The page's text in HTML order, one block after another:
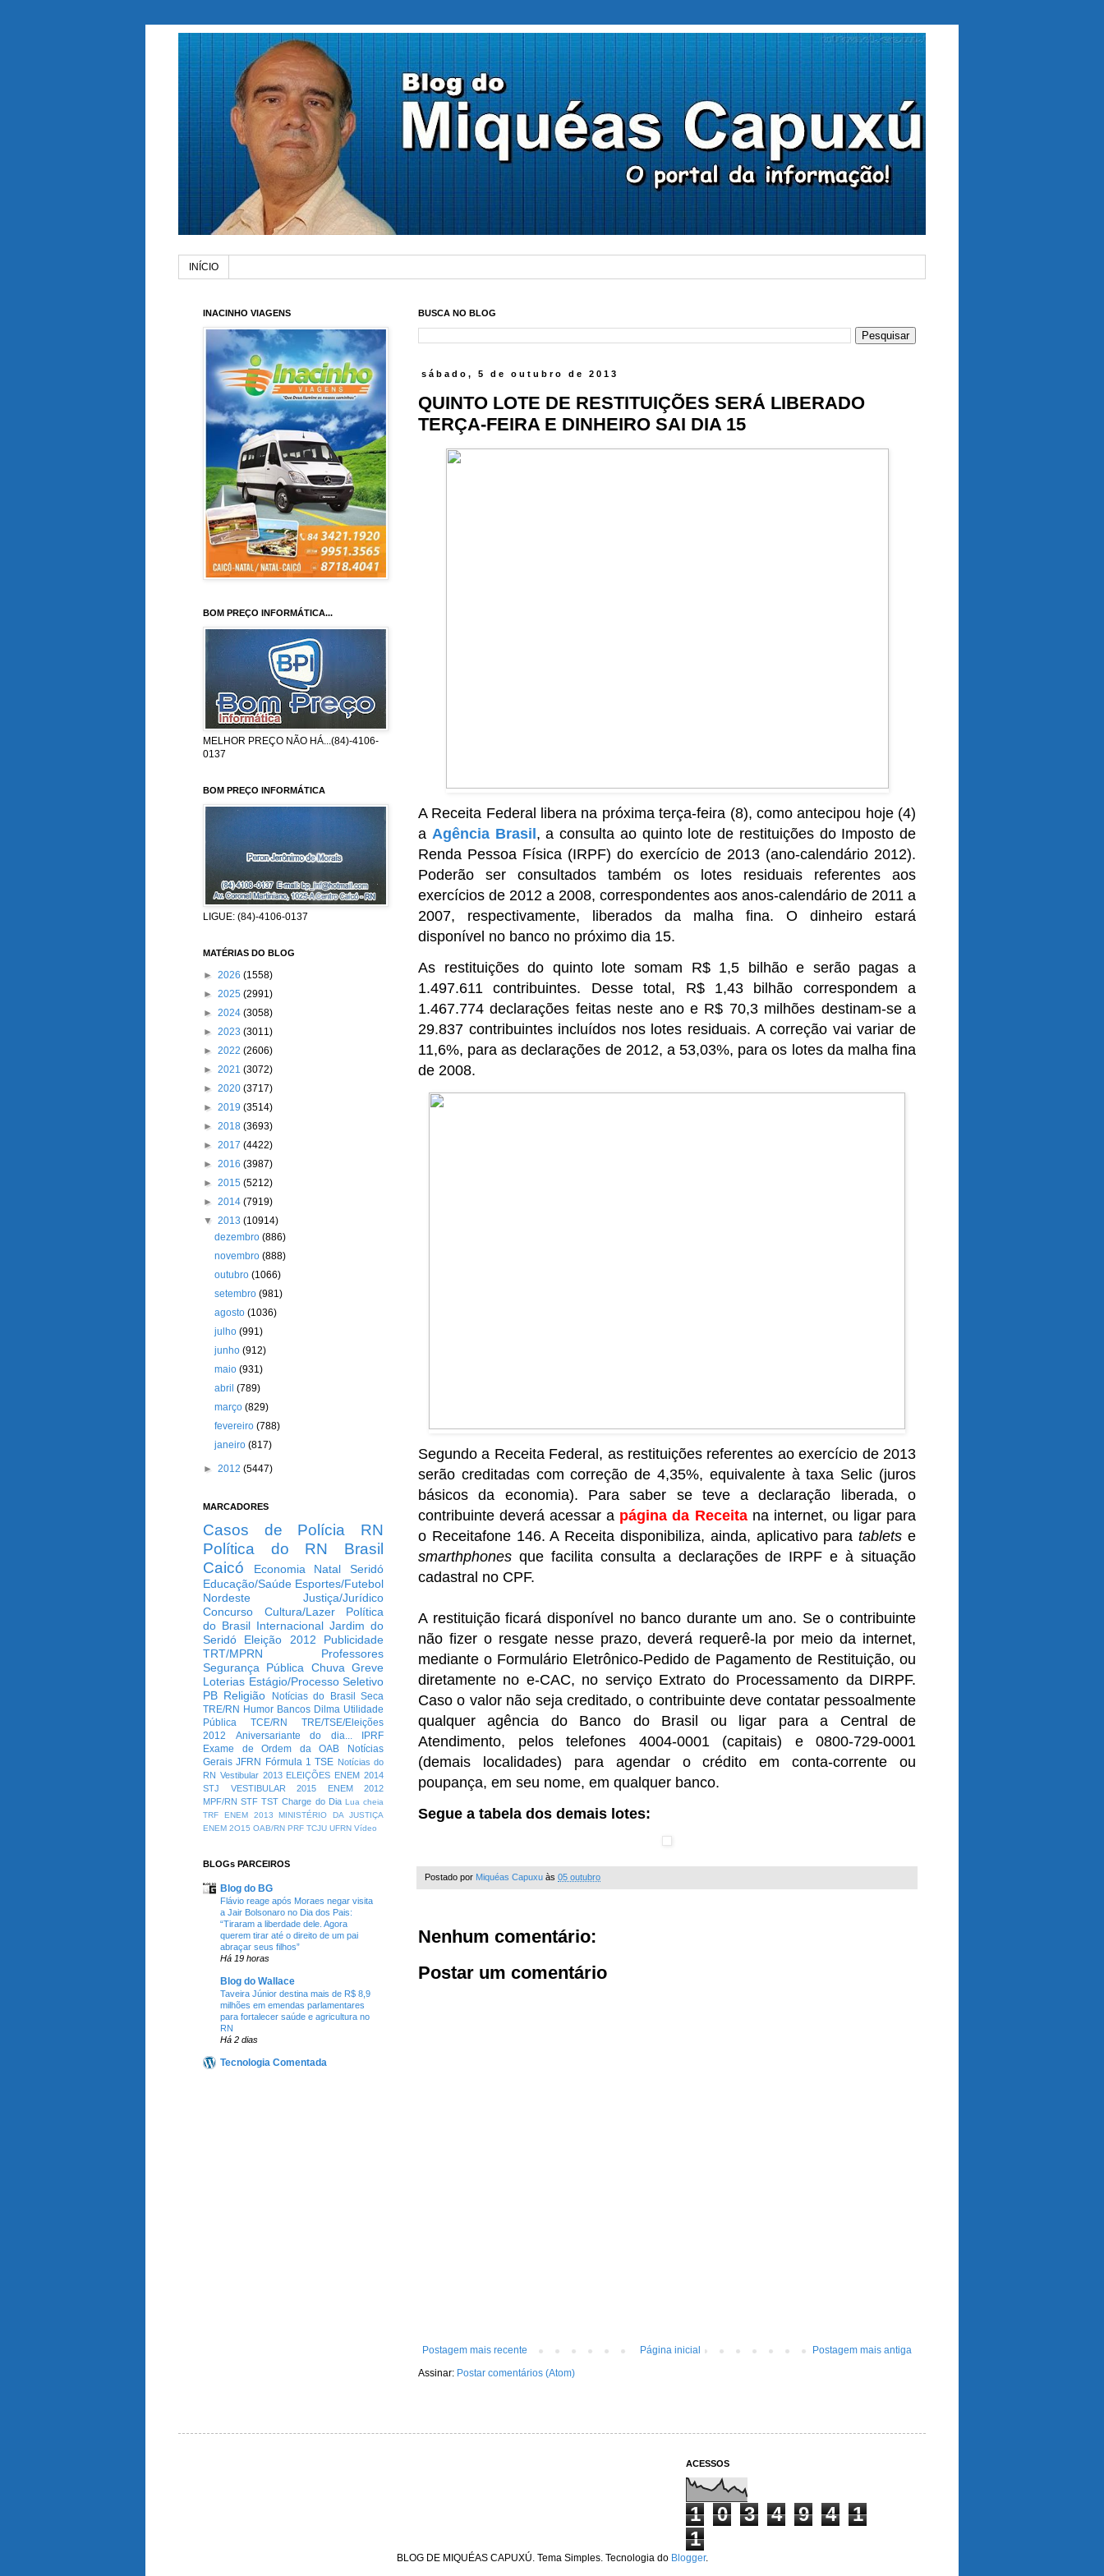
INÍCIO
BUSCA NO BLOG
sábado, 5 de outubro de 2013
QUINTO LOTE DE RESTITUIÇÕES SERÁ LIBERADO
TERÇA-FEIRA E DINHEIRO SAI DIA 15
A Receita Federal libera na próxima terça-feira (8), como antecipou hoje (4)
a Agência Brasil , a consulta ao quinto lote de restituições do Imposto de
Renda Pessoa Física (IRPF) do exercício de 2013 (ano-calendário 2012).
Poderão ser consultados também os lotes residuais referentes aos
exercícios de 2012 a 2008, correspondentes aos anos-calendário de 2011 a
2007, respectivamente, liberados da malha fina. O dinheiro estará
disponível no banco no próximo dia 15.
As restituições do quinto lote somam R$ 1,5 bilhão e serão pagas a
1.497.611 contribuintes. Desse total, R$ 1,43 bilhão correspondem a
1.467.774 declarações feitas neste ano e R$ 70,3 milhões destinam-se a
29.837 contribuintes incluídos nos lotes residuais. A correção vai variar de
11,6%, para as declarações de 2012, a 53,03%, para os lotes da malha fina
de 2008.
Segundo a Receita Federal, as restituições referentes ao exercício de 2013
serão creditadas com correção de 4,35%, equivalente à taxa Selic (juros
básicos da economia). Para saber se teve a declaração liberada, o
contribuinte deverá acessar a página da Receitana internet, ou ligar para
o Receitafone 146. A Receita disponibiliza, ainda, aplicativo paratabletse
smarthphones que facilita consulta a declarações de IRPF e à situação
cadastral no CPF.
A restituição ficará disponível no banco durante um ano. Se o contribuinte
não fizer o resgate nesse prazo, deverá requerê-la por meio da internet,
mediante o Formulário Eletrônico-Pedido de Pagamento de Restituição, ou
diretamente no e-CAC, no serviço Extrato do Processamento da DIRPF.
Caso o valor não seja creditado, o contribuinte deve contatar pessoalmente
qualquer agência do Banco do Brasil ou ligar para a Central de
Atendimento, pelos telefones 4004-0001 (capitais) e 0800-729-0001
(demais localidades) para agendar o crédito em conta-corrente ou
poupança, em seu nome, em qualquer banco.
Segue a tabela dos demais lotes:
Postado por Miquéas Capuxu às 05 outubro
Nenhum comentário:
Postar um comentário
Postagem mais recente Postagem mais antiga
Página inicial
Assinar: Postar comentários (Atom)
INACINHO VIAGENS
BOM PREÇO INFORMÁTICA...
MELHOR PREÇO NÃO HÁ...(84)-4106-
0137
BOM PREÇO INFORMÁTICA
LIGUE: (84)-4106-0137
MATÉRIAS DO BLOG
► 2026 (1558)
► 2025 (2991)
► 2024 (3058)
► 2023 (3011)
► 2022 (2606)
► 2021 (3072)
► 2020 (3717)
► 2019 (3514)
► 2018 (3693)
► 2017 (4422)
► 2016 (3987)
► 2015 (5212)
► 2014 (7919)
▼ 2013 (10914)
dezembro(886)
novembro(888)
outubro(1066)
setembro(981)
agosto(1036)
julho(991)
junho(912)
maio(931)
abril(789)
março(829)
fevereiro(788)
janeiro(817)
► 2012 (5447)
MARCADORES
Casos de Polícia
RN
Política do RN
Brasil
Caicó
Economia Natal
Seridó
Educação/Saúde Esportes/Futebol
Nordeste
Justiça/Jurídico
Concurso
Cultura/Lazer
Política
do Brasil Internacional Jardim do
Seridó
Eleição 2012
Publicidade
TRT/MPRN
Professores
Segurança Pública Chuva Greve
Loterias Estágio/Processo Seletivo
PB Religião Notícias do Brasil
Seca
TRE/RN Humor Bancos Dilma Utilidade
Pública
TCE/RN
TRE/TSE/Eleições
2012
Aniversariante do dia...
IPRF
Exame de Ordem da OAB
Notícias
Gerais JFRN Fórmula 1 TSE Notícias do
RN Vestibular 2013 ELEIÇÕES ENEM 2014
STJ
VESTIBULAR 2015
ENEM 2012
MPF/RN STF TST Charge do Dia Lua cheia
TRF
ENEM 2013
MINISTÉRIO DA JUSTIÇA
ENEM 2O15 OAB/RN PRF TCJU UFRN Vídeo
BLOGs PARCEIROS
Blog do BG
Flávio reage após Moraes negar visita
a Jair Bolsonaro no Dia dos Pais:
“Tiraram a liberdade dele. Agora
querem tirar até o direito de um pai
abraçar seus filhos”
Há 19 horas
Blog do Wallace
Taveira Júnior destina mais de R$ 8,9
milhões em emendas parlamentares
para fortalecer saúde e agricultura no
RN
Há 2 dias
Tecnologia Comentada
ACESSOS
1 0 3 4 9 4
1
1
BLOG DE MIQUÉAS CAPUXÚ. Tema Simples. Tecnologia do Blogger.